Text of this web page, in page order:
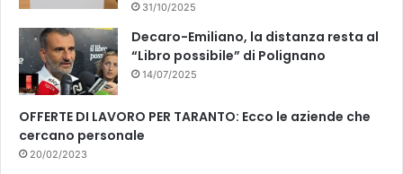
31/10/2025
Decaro-Emiliano, la distanza resta al
“Libro possibile” di Polignano
14/07/2025
OFFERTE DI LAVORO PER TARANTO: Ecco le aziende che
cercano personale
20/02/2023